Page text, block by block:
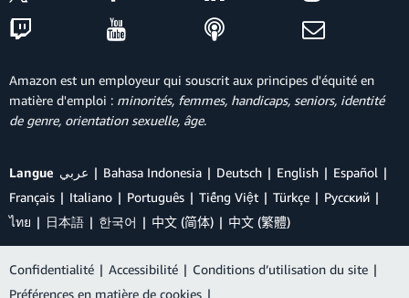
Amazon est un employeur qui souscrit aux principes d'équité en
matière d'emploi : minorités, femmes, handicaps, seniors, identité
de genre, orientation sexuelle, âge.
Langue عربي Bahasa Indonesia Deutsch English
Español
Français
Italiano Português Tiếng Việt Türkçe
Ρусский
ไทย
日本語 한국어 中文 (简体) 中文 (繁體)
Confidentialité | Accessibilité | Conditions d’utilisation du site |
Préférences en matière de cookies |